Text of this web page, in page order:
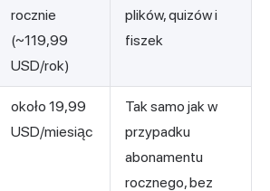
rocznie
(~119,99
USD/rok)
plików, quizów i
fiszek
około 19,99
USD/miesiąc
Tak samo jak w
przypadku
abonamentu
rocznego, bez